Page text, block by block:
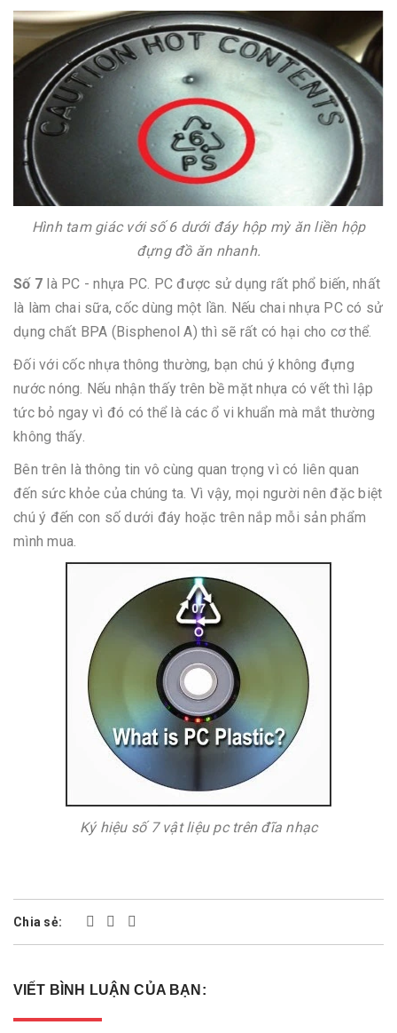
Hình tam giác với số 6 dưới đáy hộp mỳ ăn liền hộp
đựng đồ ăn nhanh.
Số 7 là PC - nhựa PC. PC được sử dụng rất phổ biến, nhất
là làm chai sữa, cốc dùng một lần. Nếu chai nhựa PC có sử
dụng chất BPA (Bisphenol A) thì sẽ rất có hại cho cơ thể.
Đối với cốc nhựa thông thường, bạn chú ý không đựng
nước nóng. Nếu nhận thấy trên bề mặt nhựa có vết thì lập
tức bỏ ngay vì đó có thể là các ổ vi khuẩn mà mắt thường
không thấy.
Bên trên là thông tin vô cùng quan trọng vì có liên quan
đến sức khỏe của chúng ta. Vì vậy, mọi người nên đặc biệt
chú ý đến con số dưới đáy hoặc trên nắp mỗi sản phẩm
mình mua.
Ký hiệu số 7 vật liệu pc trên đĩa nhạc
Chia sẻ:
VIẾT BÌNH LUẬN CỦA BẠN: